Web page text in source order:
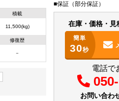
積載
11,500(kg)
修復歴
－
保証（部分保証）
在庫・価格・見
簡単
30秒
電話で
050-
お問い合わ